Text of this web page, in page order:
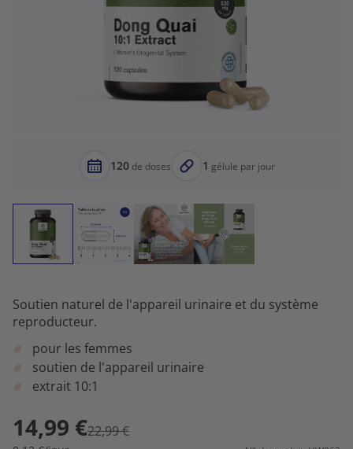
120de doses 1 gélule par jour
Soutien naturel de l'appareil urinaire et du système
reproducteur.
pour les femmes
soutien de l'appareil urinaire
extrait 10:1
14,99 €22,99 €